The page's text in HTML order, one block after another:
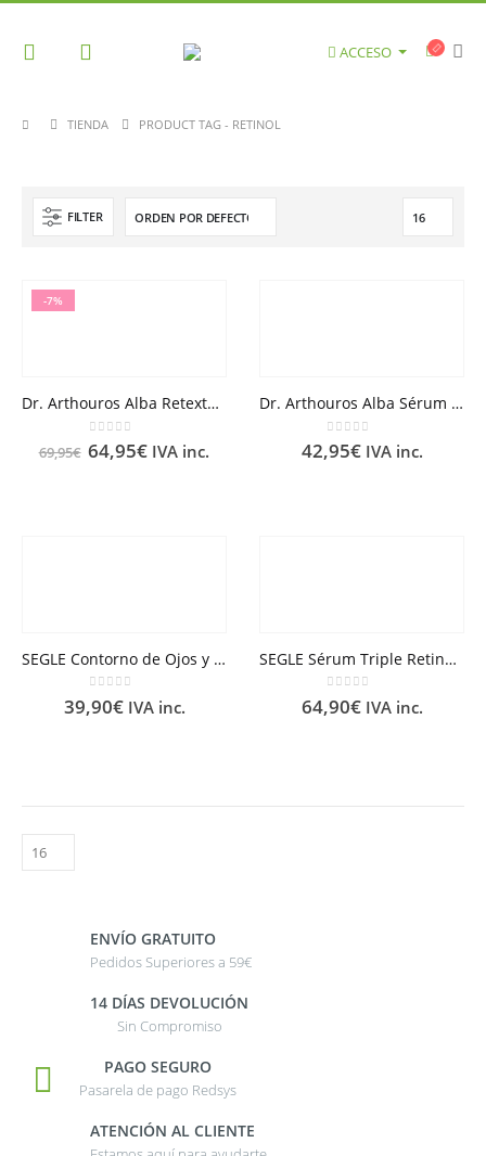
ACCESO
TIENDA PRODUCT TAG - RETINOL
FILTER
-7%
Dr. Arthouros Alba Retexturizante Noche Retinol 0.5 Puro 50 ml
0out of 5
69,95€ 64,95€ IVA inc.
Dr. Arthouros Alba Sérum Despigmentante Amplio Espectro 30ml
0out of 5
42,95€ IVA inc.
SEGLE Contorno de Ojos y Labios Pure Retinol
0out of 5
39,90€ IVA inc.
SEGLE Sérum Triple Retinoid
0out of 5
64,90€ IVA inc.
ENVÍO GRATUITO
Pedidos Superiores a 59€
14 DÍAS DEVOLUCIÓN
Sin Compromiso
PAGO SEGURO
Pasarela de pago Redsys
ATENCIÓN AL CLIENTE